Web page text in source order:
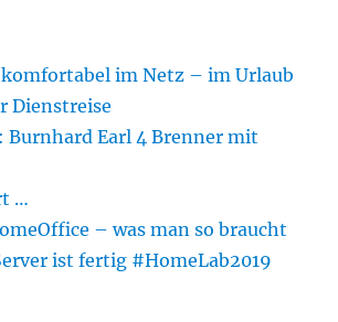
im Netz – im Urlaub
Dienstreise
Burnhard Earl 4 Brenner mit
…
– was man so braucht
ist fertig #HomeLab2019